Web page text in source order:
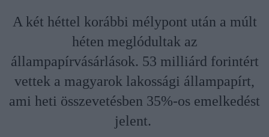
A két héttel korábbi mélypont után a múlt
héten meglódultak az
állampapírvásárlások. 53 milliárd forintért
vettek a magyarok lakossági állampapírt,
ami heti összevetésben 35%-os emelkedést
jelent.